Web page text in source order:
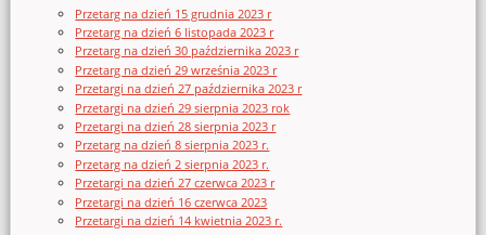
Przetarg na dzień 15 grudnia 2023 r
Przetarg na dzień 6 listopada 2023 r
Przetarg na dzień 30 października 2023 r
Przetarg na dzień 29 września 2023 r
Przetargi na dzień 27 października 2023 r
Przetargi na dzień 29 sierpnia 2023 rok
Przetargi na dzień 28 sierpnia 2023 r
Przetarg na dzień 8 sierpnia 2023 r.
Przetarg na dzień 2 sierpnia 2023 r.
Przetargi na dzień 27 czerwca 2023 r
Przetargi na dzień 16 czerwca 2023
Przetargi na dzień 14 kwietnia 2023 r.